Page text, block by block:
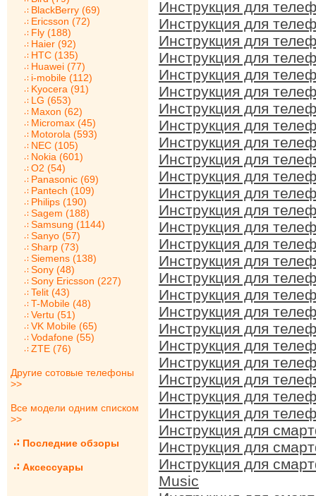
BlackBerry (69)
Ericsson (72)
Fly (188)
Haier (92)
HTC (135)
Huawei (77)
i-mobile (112)
Kyocera (91)
LG (653)
Maxon (62)
Micromax (45)
Motorola (593)
NEC (105)
Nokia (601)
O2 (54)
Panasonic (69)
Pantech (109)
Philips (190)
Sagem (188)
Samsung (1144)
Sanyo (57)
Sharp (73)
Siemens (138)
Sony (48)
Sony Ericsson (227)
Telit (43)
T-Mobile (48)
Vertu (51)
VK Mobile (65)
Vodafone (55)
ZTE (76)
Другие сотовые телефоны
>>
Все модели одним списком
>>
Последние обзоры
Аксессуары
Инструкция для
Инструкция для
Инструкция для
Инструкция для
Инструкция для
Инструкция для
Инструкция для
Инструкция для
Инструкция для
Инструкция для
Инструкция для
Инструкция для
Инструкция для
Инструкция для
Инструкция для
Инструкция для
Инструкция для
Инструкция для
Инструкция для
Инструкция для
Инструкция для
Инструкция для
Инструкция для
Инструкция для
Инструкция для
Инструкция для
Инструкция для
Инструкция для
Music